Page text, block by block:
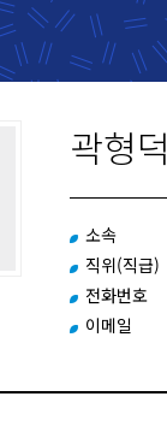
곽형덕
소속
직위(직급)
전화번호
이메일